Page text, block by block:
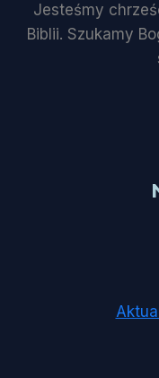
Jesteśmy
Biblii. Szukamy